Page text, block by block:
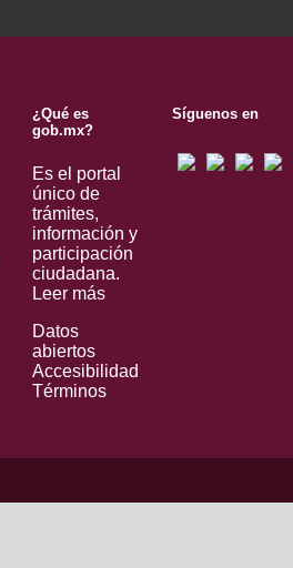
¿Qué es
gob.mx?
Es el portal
único de
trámites,
información y
participación
ciudadana.
Leer más
Datos
abiertos
Accesibilidad
Términos
Síguenos en